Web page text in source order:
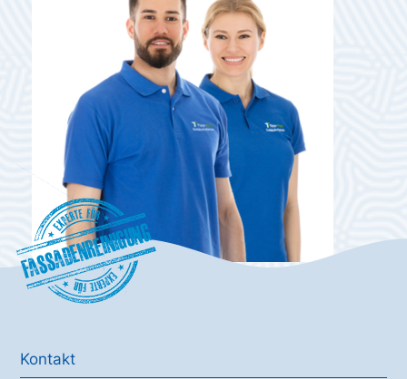
Fassadenreinigung
Kontakt